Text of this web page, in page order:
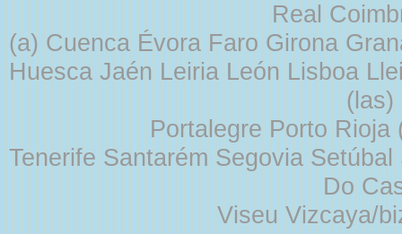
Real
(a) Cuenca Évora Faro Girona
Huesca Jaén Leiria León Lisboa
Portalegre Porto
Tenerife Santarém Segovia
Do
Viseu Vizcaya/